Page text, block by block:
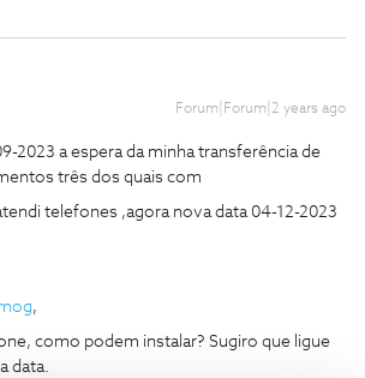
Forum|Forum|2 years ago
2023 a espera da minha transferência de
três dos quais com
telefones ,agora nova data 04-12-2023
,
como podem instalar? Sugiro que ligue
data.